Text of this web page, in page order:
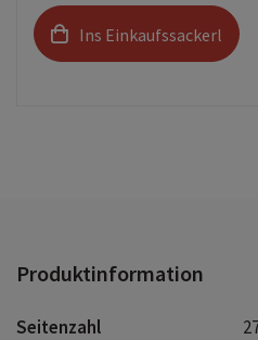
Ins Einkaufssackerl
Produktinformation
Seitenzahl